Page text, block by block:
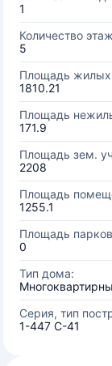
1
Количество
5
Площадь
1810.21
Площадь
171.9
Площадь зем.
2208
Площадь
1255.1
Площадь
0
Тип дома:
Серия, тип
1-447 С-41